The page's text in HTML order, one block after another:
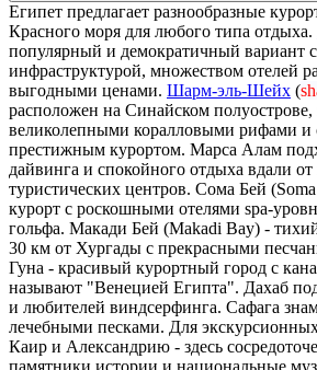
Египет предлагает разнообразные
Красного моря для любого типа отдыха.
популярный и демократичный вариант с
инфраструктурой, множеством отелей
выгодными ценами. Шарм-эль-Шейх (
расположен на Синайском полуострове,
великолепными коралловыми рифами и
престижным курортом. Марса Алам
дайвинга и спокойного отдыха вдали
туристических центров. Сома Бей
курорт с роскошными отелями spa-
гольфа. Макади Бей (Makadi Bay) -
30 км от Хургады с прекрасными
Гуна - красивый курортный город с
называют "Венецией Египта". Дахаб
и любителей виндсерфинга. Сафага
лечебными песками. Для
Каир и Александрию - здесь
памятники истории и национальные